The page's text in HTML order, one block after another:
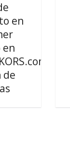
en
en
de